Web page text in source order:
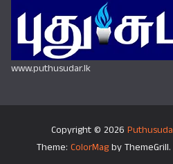
www.puthusudar.lk
Copyright © 2026
Theme: ColorMagby